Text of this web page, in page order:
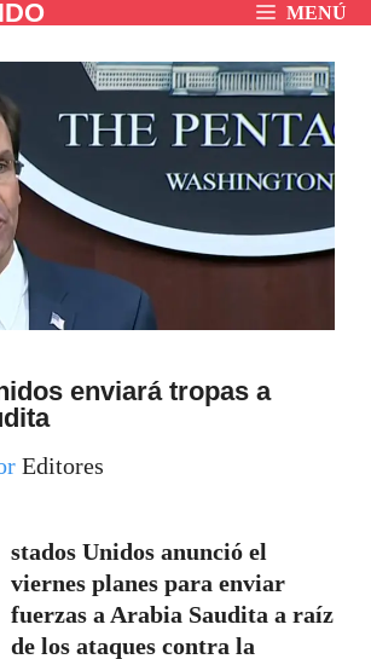
MENÚ
enviará tropas a
Editores
stados Unidos anunció el
viernes planes para enviar
fuerzas a Arabia Saudita a raíz
de los ataques contra la